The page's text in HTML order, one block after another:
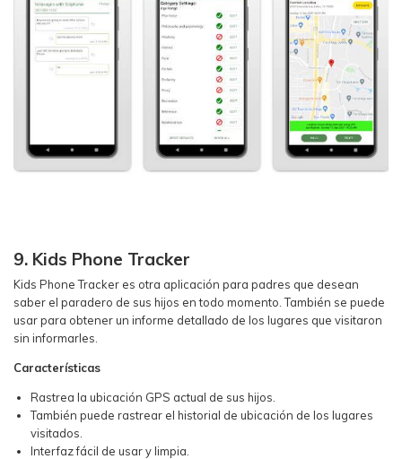
9. Kids Phone Tracker
Kids Phone Tracker es otra aplicación para padres que desean
saber el paradero de sus hijos en todo momento. También se puede
usar para obtener un informe detallado de los lugares que visitaron
sin informarles.
Características
Rastrea la ubicación GPS actual de sus hijos.
También puede rastrear el historial de ubicación de los lugares
visitados.
Interfaz fácil de usar y limpia.